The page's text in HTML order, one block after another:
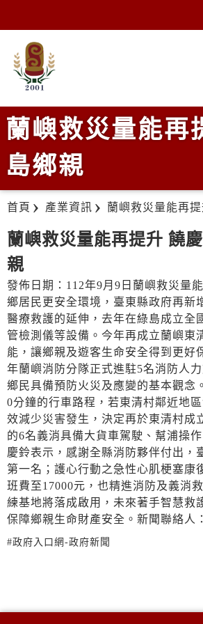
蘭嶼救災量能再
島鄉親
首頁 產業資訊 蘭嶼救災量能再
蘭嶼救災量能再提升 饒
親
發佈日期：112年9月9日蘭嶼救災量
鄉居民更安全環境，臺東縣政府再新
醫療救護的延伸，去年在綠島成立全
管檢測儀等設備。今年再成立蘭嶼東
能，讓鄉親及遊客生命安全得到更好
年蘭嶼消防分隊正式進駐5名消防人
鄉民具備預防火災及應變的基本觀念
0分鐘的行車路程，若東清村鄰近地
效減少災害發生，決定再於東清村成
的6名義消具備大貨車駕駛、幫浦操
慶鈴表示，感謝全縣消防夥伴付出，
第一名；護心行動之急性心肌梗塞康
班費至17000元，也精進消防及義消
練基地將落成啟用，未來著手智慧救
保障鄉親生命財產安全。新聞聯絡人
#政府入口網-政府新聞